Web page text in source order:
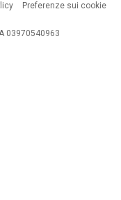
Preferenze sui cookie
03970540963